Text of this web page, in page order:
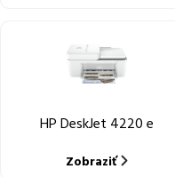
HP DeskJet 4220 e
Zobraziť